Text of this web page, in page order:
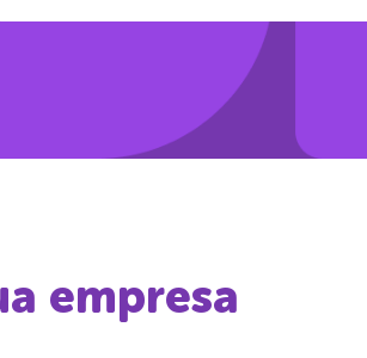
empresa